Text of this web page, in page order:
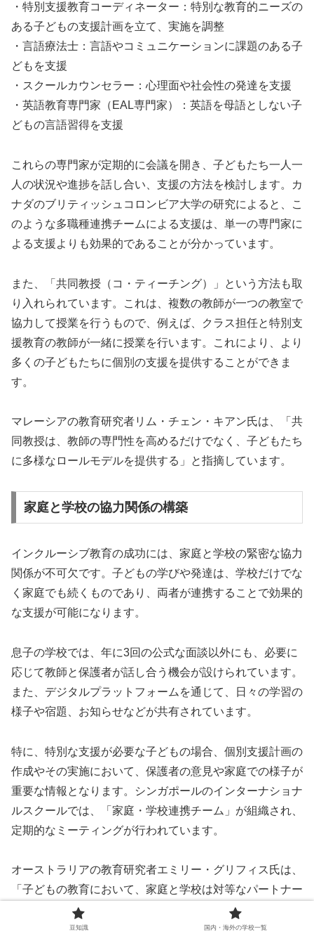
・特別支援教育コーディネーター：特別な教育的ニーズの
ある子どもの支援計画を立て、実施を調整
・言語療法士：言語やコミュニケーションに課題のある子
どもを支援
・スクールカウンセラー：心理面や社会性の発達を支援
・英語教育専門家（EAL専門家）：英語を母語としない子
どもの言語習得を支援
これらの専門家が定期的に会議を開き、子どもたち一人一
人の状況や進捗を話し合い、支援の方法を検討します。カ
ナダのブリティッシュコロンビア大学の研究によると、こ
のような多職種連携チームによる支援は、単一の専門家に
よる支援よりも効果的であることが分かっています。
また、「共同教授（コ・ティーチング）」という方法も取
り入れられています。これは、複数の教師が一つの教室で
協力して授業を行うもので、例えば、クラス担任と特別支
援教育の教師が一緒に授業を行います。これにより、より
多くの子どもたちに個別の支援を提供することができま
す。
マレーシアの教育研究者リム・チェン・キアン氏は、「共
同教授は、教師の専門性を高めるだけでなく、子どもたち
に多様なロールモデルを提供する」と指摘しています。
家庭と学校の協力関係の構築
インクルーシブ教育の成功には、家庭と学校の緊密な協力
関係が不可欠です。子どもの学びや発達は、学校だけでな
く家庭でも続くものであり、両者が連携することで効果的
な支援が可能になります。
息子の学校では、年に3回の公式な面談以外にも、必要に
応じて教師と保護者が話し合う機会が設けられています。
また、デジタルプラットフォームを通じて、日々の学習の
様子や宿題、お知らせなどが共有されています。
特に、特別な支援が必要な子どもの場合、個別支援計画の
作成やその実施において、保護者の意見や家庭での様子が
重要な情報となります。シンガポールのインターナショナ
ルスクールでは、「家庭・学校連携チーム」が組織され、
定期的なミーティングが行われています。
オーストラリアの教育研究者エミリー・グリフィス氏は、
「子どもの教育において、家庭と学校は対等なパートナー
であり、お互いの専門性を尊重し合うことが重要だ」と述
べています。学校は教育の専門家として、家庭は子どもの
豆知識 国内・海外の学校一覧